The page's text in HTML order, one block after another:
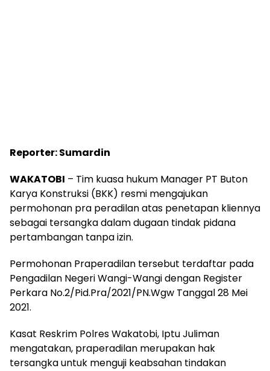
Reporter: Sumardin
WAKATOBI – Tim kuasa hukum Manager PT Buton
Karya Konstruksi (BKK) resmi mengajukan
permohonan pra peradilan atas penetapan kliennya
sebagai tersangka dalam dugaan tindak pidana
pertambangan tanpa izin.
Permohonan Praperadilan tersebut terdaftar pada
Pengadilan Negeri Wangi-Wangi dengan Register
Perkara No.2/Pid.Pra/2021/PN.Wgw Tanggal 28 Mei
2021.
Kasat Reskrim Polres Wakatobi, Iptu Juliman
mengatakan, praperadilan merupakan hak
tersangka untuk menguji keabsahan tindakan